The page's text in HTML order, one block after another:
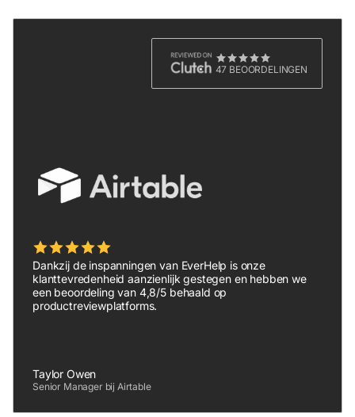
47 BEOORDELINGEN
Dankzij de inspanningen van EverHelp is onze
klanttevredenheid aanzienlijk gestegen en hebben we
een beoordeling van 4,8/5 behaald op
productreviewplatforms.
Taylor Owen
Senior Manager bij Airtable